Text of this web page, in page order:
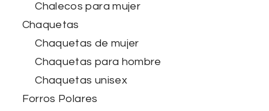
Chalecos para mujer
Chaquetas
Chaquetas de mujer
Chaquetas para hombre
Chaquetas unisex
Forros Polares